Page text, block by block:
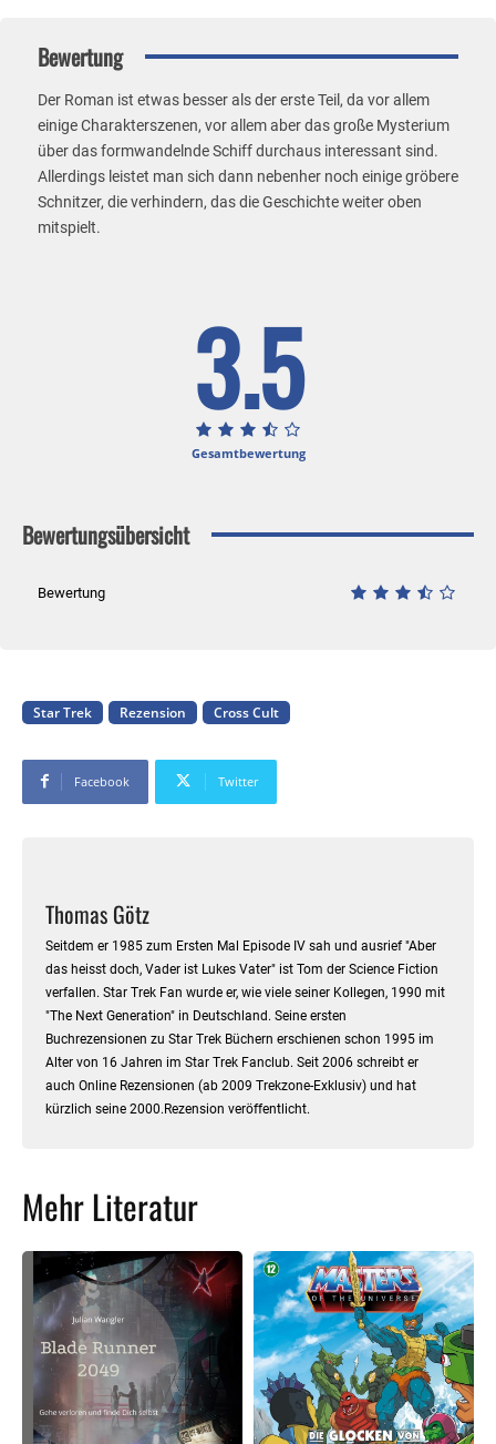
Bewertung
Der Roman ist etwas besser als der erste Teil, da vor allem
einige Charakterszenen, vor allem aber das große Mysterium
über das formwandelnde Schiff durchaus interessant sind.
Allerdings leistet man sich dann nebenher noch einige gröbere
Schnitzer, die verhindern, das die Geschichte weiter oben
mitspielt.
3.5
Gesamtbewertung
Bewertungsübersicht
Bewertung
Star Trek Rezension Cross Cult
Facebook Twitter
Thomas Götz
Seitdem er 1985 zum Ersten Mal Episode IV sah und ausrief "Aber
das heisst doch, Vader ist Lukes Vater" ist Tom der Science Fiction
verfallen. Star Trek Fan wurde er, wie viele seiner Kollegen, 1990 mit
"The Next Generation" in Deutschland. Seine ersten
Buchrezensionen zu Star Trek Büchern erschienen schon 1995 im
Alter von 16 Jahren im Star Trek Fanclub. Seit 2006 schreibt er
auch Online Rezensionen (ab 2009 Trekzone-Exklusiv) und hat
kürzlich seine 2000.Rezension veröffentlicht.
Mehr Literatur